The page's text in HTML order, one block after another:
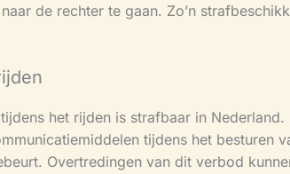
de rechter te gaan. Zo’n
het rijden is strafbaar in
tijdens het besturen
Overtredingen van dit verbod